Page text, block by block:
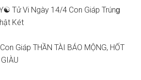
Tử Vi Ngày 14/4 Con Giáp Trúnɡ
Két
Giáp THẦN TÀI BÁO MỘNG, HỐT